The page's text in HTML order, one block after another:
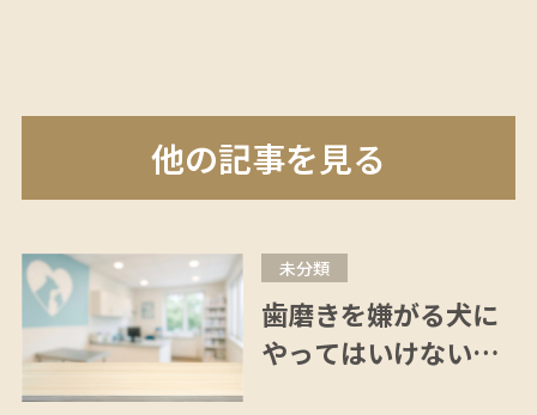
他の記事を見る
未分類
歯磨きを嫌がる犬に
やってはいけない5つ